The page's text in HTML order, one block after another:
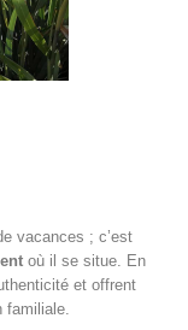
vacances ; c’est
où il se situe. En
et offrent
familiale.